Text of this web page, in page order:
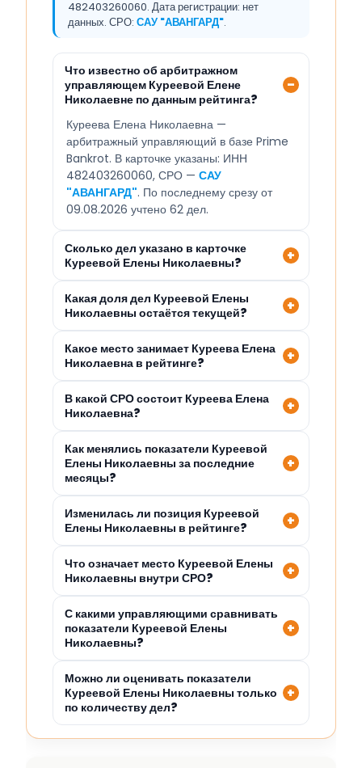
482403260060. Дата регистрации: нет
данных. СРО: САУ "АВАНГАРД".
Что известно об арбитражном
управляющем Куреевой Елене
Николаевне по данным рейтинга?
Куреева Елена Николаевна —
арбитражный управляющий в базе Prime
Bankrot. В карточке указаны: ИНН
482403260060, СРО — САУ
"АВАНГАРД". По последнему срезу от
09.08.2026 учтено 62 дел.
Сколько дел указано в карточке
Куреевой Елены Николаевны?
Какая доля дел Куреевой Елены
Николаевны остаётся текущей?
Какое место занимает Куреева Елена
Николаевна в рейтинге?
В какой СРО состоит Куреева Елена
Николаевна?
Как менялись показатели Куреевой
Елены Николаевны за последние
месяцы?
Изменилась ли позиция Куреевой
Елены Николаевны в рейтинге?
Что означает место Куреевой Елены
Николаевны внутри СРО?
С какими управляющими сравнивать
показатели Куреевой Елены
Николаевны?
Можно ли оценивать показатели
Куреевой Елены Николаевны только
по количеству дел?